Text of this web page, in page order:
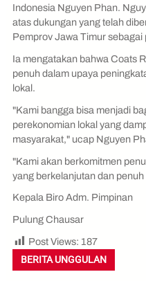
Indonesia Nguyen Phan.
atas dukungan yang telah
Pemprov Jawa Timur
Ia mengatakan bahwa Coats
penuh dalam upaya
lokal.
"Kami bangga bisa menjadi
perekonomian lokal yang
masyarakat," ucap Nguyen
"Kami akan berkomitmen
yang berkelanjutan dan
Kepala Biro Adm. Pimpinan
Pulung Chausar
Post Views: 187
BERITA UNGGULAN